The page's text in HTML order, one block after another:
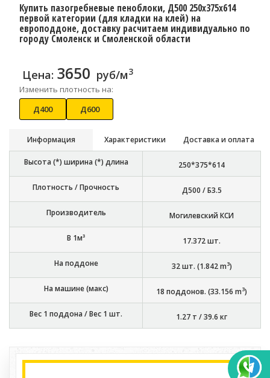
Купить пазогребневые пеноблоки, Д500 250x375x614
первой категории (для кладки на клей) на
европоддоне, доставку расчитаем индивидуально по
городу Смоленск и Смоленской области
Цена: 3650 руб/м3
Изменить плотность на:
Д400
Д600
Информация Характеристики Доставка и оплата
Высота (*) ширина (*) длина 250*375*614
Плотность / Прочность Д500 / Б3.5
Производитель Могилевский КСИ
В 1м³ 17.372шт.
На поддоне 32шт. (1.842m3)
На машине (макс) 18 поддонов. (33.156 m3)
Вес 1 поддона / Вес 1 шт. 1.27 т /39.6 кг